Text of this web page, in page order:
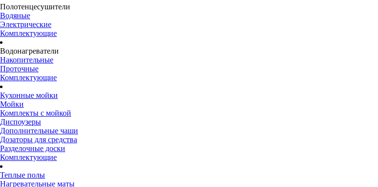
Полотенцесушители
Водяные
Электрические
Комплектующие
Водонагреватели
Накопительные
Проточные
Комплектующие
Кухонные мойки
Мойки
Комплекты с мойкой
Диспоузеры
Дополнительные чаши
Дозаторы для средства
Разделочные доски
Комплектующие
Теплые полы
Нагревательные маты